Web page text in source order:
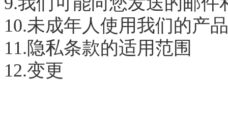
10.未成年人使用我们的产
11.隐私条款的适用范围
12.变更